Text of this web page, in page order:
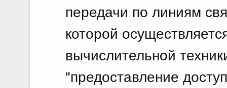
передачи по линиям
которой
вычислительной
"предоставление